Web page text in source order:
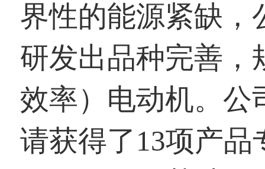
界性的能源紧缺，
研发出品种完善，
效率）电动机。公
请获得了13项产